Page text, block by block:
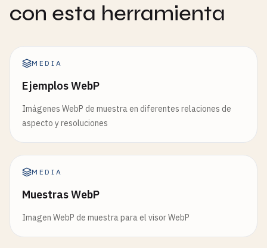
con esta herramienta
MEDIA
Ejemplos WebP
Imágenes WebP de muestra en diferentes relaciones de
aspecto y resoluciones
MEDIA
Muestras WebP
Imagen WebP de muestra para el visor WebP